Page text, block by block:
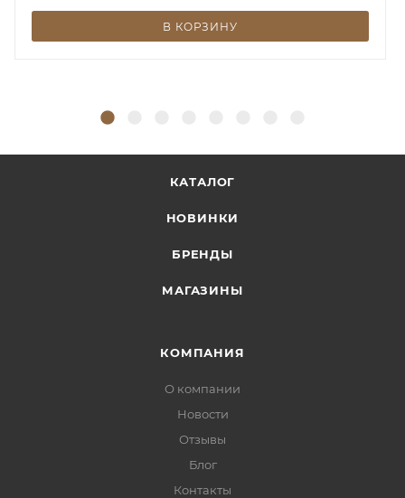
В КОРЗИНУ
КАТАЛОГ
НОВИНКИ
БРЕНДЫ
МАГАЗИНЫ
КОМПАНИЯ
О компании
Новости
Отзывы
Блог
Контакты